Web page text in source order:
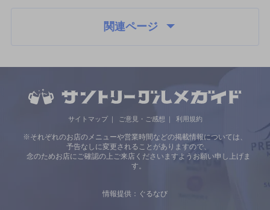
関連ページ
サイトマップ ご意見・ご感想 利用規約
※それぞれのお店のメニューや営業時間などの掲載情報については、
予告なしに変更されることがありますので、
念のためお店にご確認の上ご来店くださいますようお願い申し上げま
す。
情報提供：ぐるなび